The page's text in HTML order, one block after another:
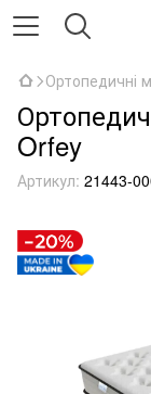
Ортопедичні
Orfey
Артикул: 21443-